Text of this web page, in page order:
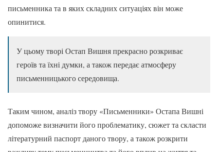
письменника та в яких складних ситуаціях він може
опинитися.
У цьому творі Остап Вишня прекрасно розкриває
героїв та їхні думки, а також передає атмосферу
письменницького середовища.
Таким чином, аналіз твору «Письменники» Остапа Вишні
допоможе визначити його проблематику, сюжет та скласти
літературний паспорт даного твору, а також розкрити